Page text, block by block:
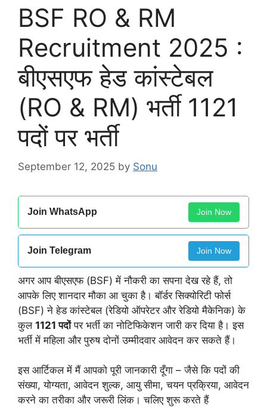
BSF RO & RM
Recruitment 2025 :
बीएसएफ हेड कांस्टेबल
(RO & RM) भर्ती 1121
पदों पर भर्ती
September 12, 2025 by Sonu
Join WhatsApp Join Now
Join Telegram Join Now
अगर आप बीएसएफ (BSF) में नौकरी का सपना देख रहे हैं, तो
आपके लिए शानदार मौका आ चुका है। बॉर्डर सिक्योरिटी फोर्स
(BSF) ने हेड कांस्टेबल (रेडियो ऑपरेटर और रेडियो मैकेनिक) के
कुल 1121 पदोंपर भर्ती का नोटिफिकेशन जारी कर दिया है। इस
भर्ती में महिला और पुरुष दोनों उम्मीदवार आवेदन कर सकते हैं।
इस आर्टिकल में मैं आपको पूरी जानकारी दूँगा – जैसे कि पदों की
संख्या, योग्यता, आवेदन शुल्क, आयु सीमा, चयन प्रक्रिया, आवेदन
करने का तरीका और जरूरी लिंक। चलिए शुरू करते हैं